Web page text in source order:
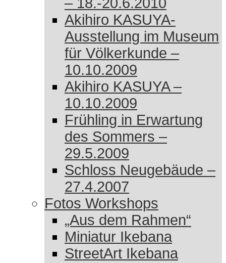
Akihiro KASUYA-
Ausstellung im Museum
für Völkerkunde –
10.10.2009
Akihiro KASUYA –
10.10.2009
Frühling in Erwartung
des Sommers –
29.5.2009
Schloss Neugebäude –
27.4.2007
Fotos Workshops
„Aus dem Rahmen“
Miniatur Ikebana
StreetArt Ikebana